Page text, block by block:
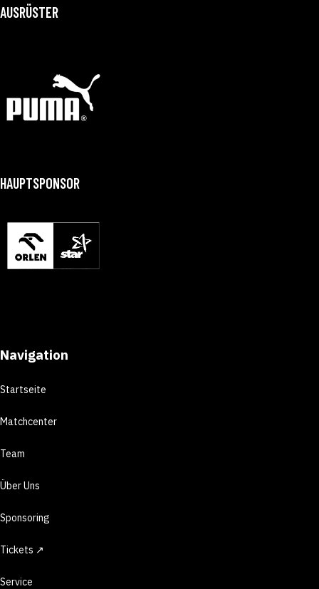
AUSRÜSTER
HAUPTSPONSOR
Navigation
Startseite
Matchcenter
Team
Über Uns
Sponsoring
Tickets ↗
Service